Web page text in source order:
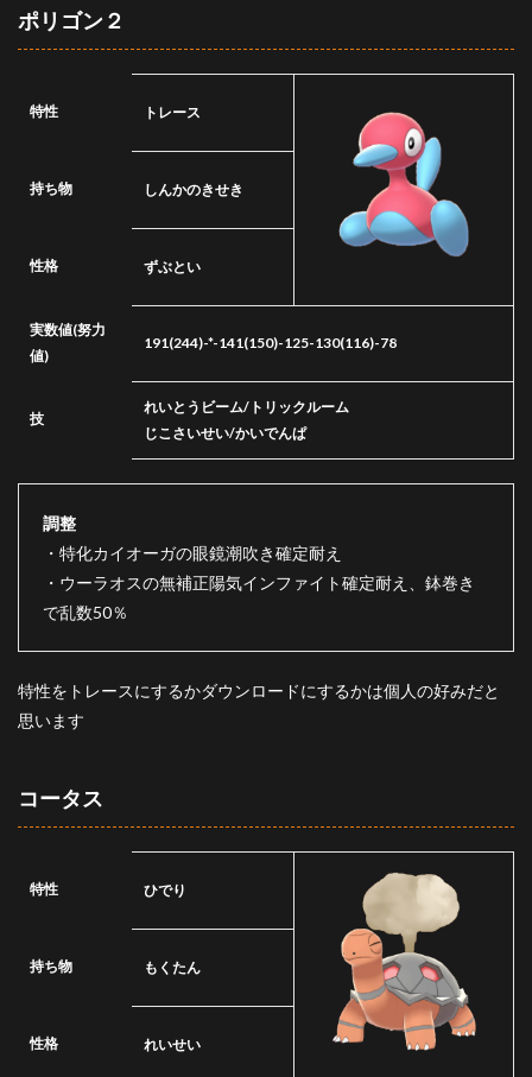
ポリゴン２
特性 トレース
持ち物 しんかのきせき
性格 ずぶとい
実数値(努力
値)
191(244)-*-141(150)-125-130(116)-78
技
れいとうビーム/トリックルーム
じこさいせい/かいでんぱ
調整
・特化カイオーガの眼鏡潮吹き確定耐え
・ウーラオスの無補正陽気インファイト確定耐え、鉢巻き
で乱数50％
特性をトレースにするかダウンロードにするかは個人の好みだと
思います
コータス
特性 ひでり
持ち物 もくたん
性格 れいせい